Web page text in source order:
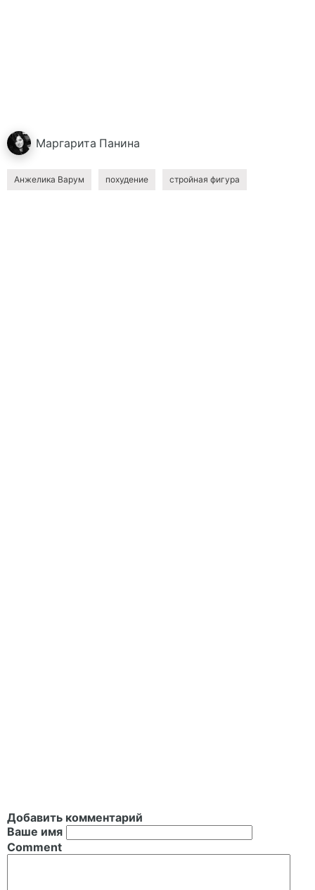
Маргарита Панина
Анжелика Варум похудение стройная фигура
Добавить комментарий
Ваше имя
Comment